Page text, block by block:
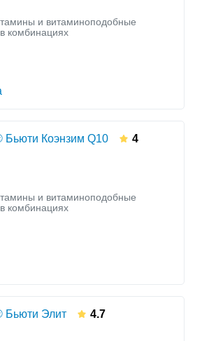
и витаминоподобные
комбинациях
Бьюти Коэнзим Q10 4
и витаминоподобные
комбинациях
Бьюти Элит 4.7